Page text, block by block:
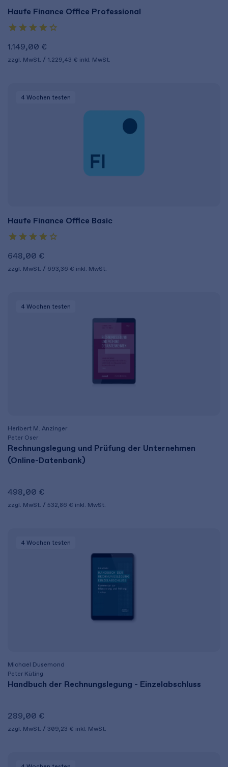
Haufe Finance Office Professional
1.149,00 €
zzgl. MwSt. 1.229,43 € inkl. MwSt.
4 Wochen testen
Haufe Finance Office Basic
648,00 €
zzgl. MwSt. 693,36 € inkl. MwSt.
4 Wochen testen
Heribert M. Anzinger
Peter Oser
Rechnungslegung und Prüfung der Unternehmen
(Online-Datenbank)
498,00 €
zzgl. MwSt. 532,86 € inkl. MwSt.
4 Wochen testen
Michael Dusemond
Peter Küting
Handbuch der Rechnungslegung - Einzelabschluss
289,00 €
zzgl. MwSt. 309,23 € inkl. MwSt.